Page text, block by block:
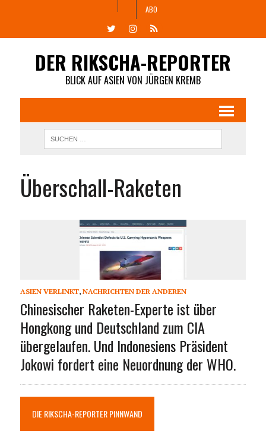
ABO
DER RIKSCHA-REPORTER
BLICK AUF ASIEN VON JÜRGEN KREMB
Überschall-Raketen
ASIEN VERLINKT, NACHRICHTEN DER ANDEREN
Chinesischer Raketen-Experte ist über
Hongkong und Deutschland zum CIA
übergelaufen. Und Indonesiens Präsident
Jokowi fordert eine Neuordnung der WHO.
DIE RIKSCHA-REPORTER PINNWAND